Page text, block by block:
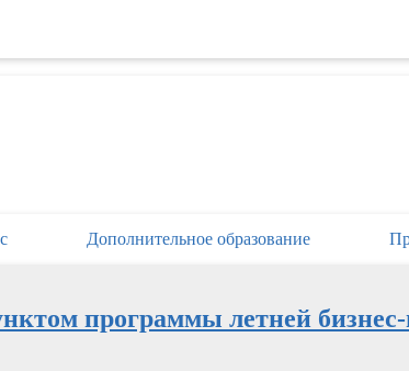
Дополнительное образование
программы летней